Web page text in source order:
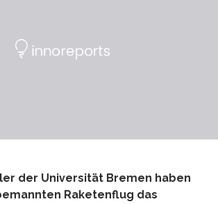
der Universität Bremen haben
Raketenflug das